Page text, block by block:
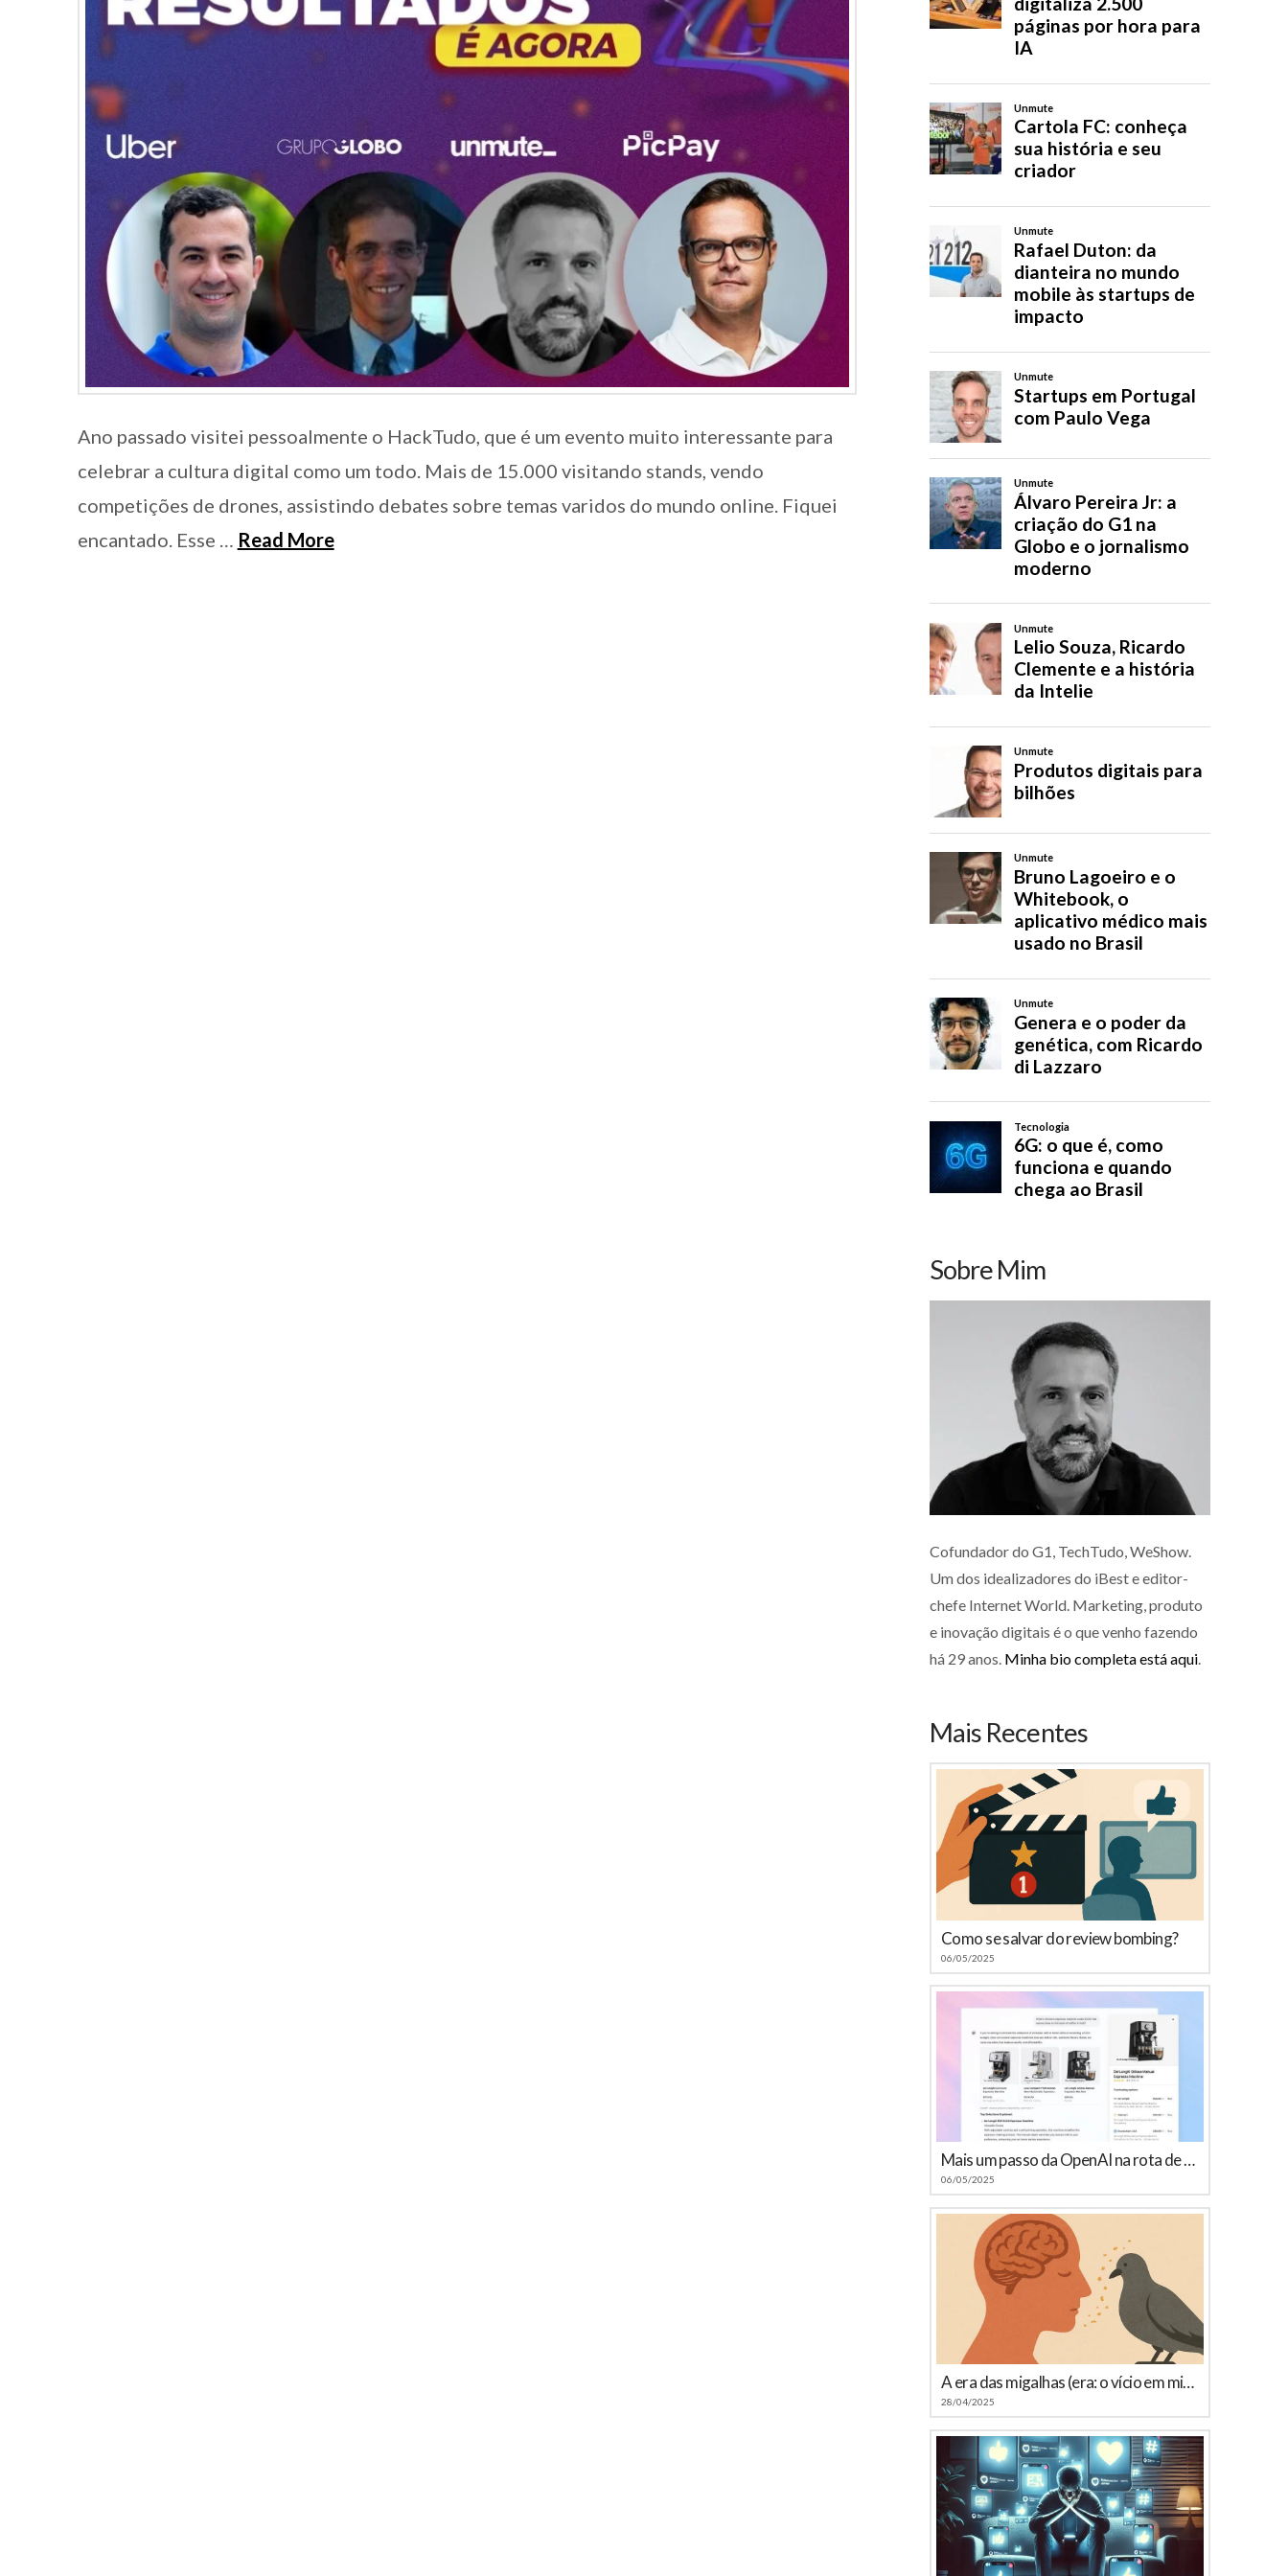
Ano passado visitei pessoalmente o HackTudo, que é um evento muito interessante para
celebrar a cultura digital como um todo. Mais de 15.000 visitando stands, vendo
competições de drones, assistindo debates sobre temas varidos do mundo online. Fiquei
encantado. Esse … Read More
Sobre Mim
Cofundador do G1, TechTudo, WeShow.
Um dos idealizadores do iBest e editor-
chefe Internet World. Marketing, produto
e inovação digitais é o que venho fazendo
há 29 anos. Minha bio completa está aqui.
Mais Recentes
Como se salvar do review bombing?
06/05/2025
Mais um passo da OpenAI na rota de colisão com o Google
06/05/2025
A era das migalhas (era: o vício em microconteúdos)
28/04/2025